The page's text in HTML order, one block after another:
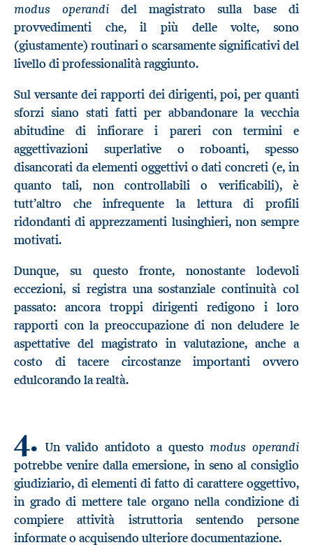
modus operandi del magistrato sulla base di
provvedimenti che, il più delle volte, sono
(giustamente) routinari o scarsamente significativi del
livello di professionalità raggiunto.
Sul versante dei rapporti dei dirigenti, poi, per quanti
sforzi siano stati fatti per abbandonare la vecchia
abitudine di infiorare i pareri con termini e
aggettivazioni superlative o roboanti, spesso
disancorati da elementi oggettivi o dati concreti (e, in
quanto tali, non controllabili o verificabili), è
tutt’altro che infrequente la lettura di profili
ridondanti di apprezzamenti lusinghieri, non sempre
motivati.
Dunque, su questo fronte, nonostante lodevoli
eccezioni, si registra una sostanziale continuità col
passato: ancora troppi dirigenti redigono i loro
rapporti con la preoccupazione di non deludere le
aspettative del magistrato in valutazione, anche a
costo di tacere circostanze importanti ovvero
edulcorando la realtà.
4. Un valido antidoto a questomodus operandi
potrebbe venire dalla emersione, in seno al consiglio
giudiziario, di elementi di fatto di carattere oggettivo,
in grado di mettere tale organo nella condizione di
compiere attività istruttoria sentendo persone
informate o acquisendo ulteriore documentazione.